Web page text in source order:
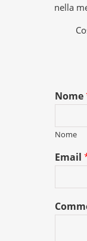
nella
Nome
Nome
Email